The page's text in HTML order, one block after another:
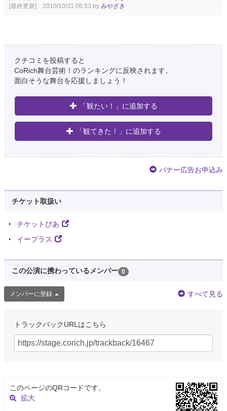
[最終更新] 2010/10/31 06:53 by みやざき
クチコミを投稿すると
CoRich舞台芸術！のランキングに反映されます。
面白そうな舞台を応援しましょう！
「観たい！」に追加する
「観てきた！」に追加する
バナー広告お申込み
チケット取扱い
チケットぴあ
イープラス
この公演に携わっているメンバー 0
メンバーに登録 すべて見る
トラックバックURLはこちら
このページのQRコードです。
拡大